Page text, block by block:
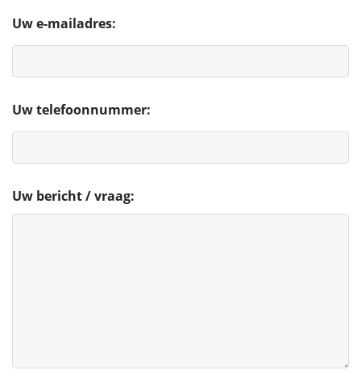
Uw e-mailadres:
Uw telefoonnummer:
Uw bericht / vraag: